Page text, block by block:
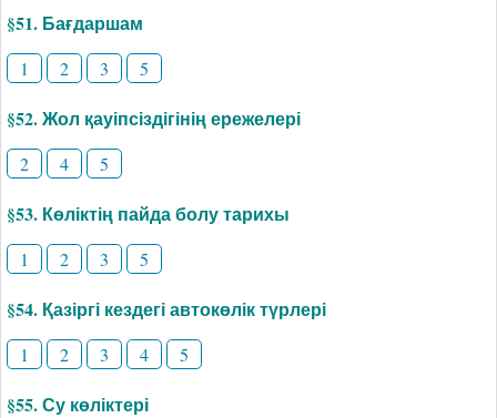
§51. Бағдаршам
1 2 3 5
§52. Жол қауіпсіздігінің ережелері
2 4 5
§53. Көліктің пайда болу тарихы
1 2 3 5
§54. Қазіргі кездегі автокөлік түрлері
1 2 3 4 5
§55. Су көліктері